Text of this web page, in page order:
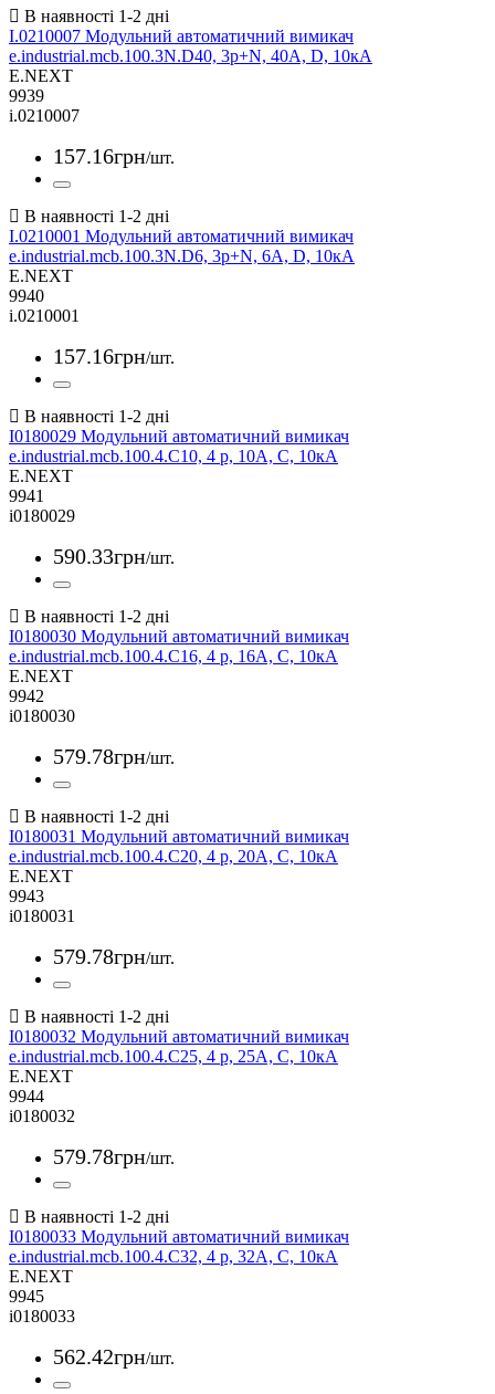
I.0210007 Модульний автоматичний вимикач
e.industrial.mcb.100.3N.D40, 3р+N, 40А, D, 10кА
E.NEXT
9939
i.0210007
157.16грн/шт.
I.0210001 Модульний автоматичний вимикач
e.industrial.mcb.100.3N.D6, 3р+N, 6А, D, 10кА
E.NEXT
9940
i.0210001
157.16грн/шт.
I0180029 Модульний автоматичний вимикач
e.industrial.mcb.100.4.C10, 4 р, 10А, C, 10кА
E.NEXT
9941
i0180029
590.33грн/шт.
I0180030 Модульний автоматичний вимикач
e.industrial.mcb.100.4.C16, 4 р, 16А, C, 10кА
E.NEXT
9942
i0180030
579.78грн/шт.
I0180031 Модульний автоматичний вимикач
e.industrial.mcb.100.4.C20, 4 р, 20А, C, 10кА
E.NEXT
9943
i0180031
579.78грн/шт.
I0180032 Модульний автоматичний вимикач
e.industrial.mcb.100.4.C25, 4 р, 25А, C, 10кА
E.NEXT
9944
i0180032
579.78грн/шт.
I0180033 Модульний автоматичний вимикач
e.industrial.mcb.100.4.C32, 4 р, 32А, C, 10кА
E.NEXT
9945
i0180033
562.42грн/шт.